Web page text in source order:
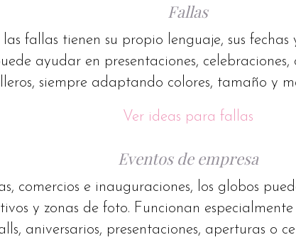
Fallas
fallas tienen su propio lenguaje, sus fechas
ayudar en presentaciones, celebraciones,
siempre adaptando colores, tamaño y
Ver ideas para fallas
Eventos de empresa
comercios e inauguraciones, los globos
y zonas de foto. Funcionan
aniversarios, presentaciones, aperturas o